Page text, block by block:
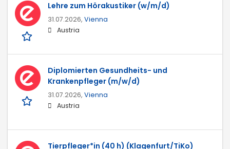
Lehre zum Hörakustiker (w/m/d)
31.07.2026, Vienna
Austria
Diplomierten Gesundheits- und
Krankenpfleger (m/w/d)
31.07.2026, Vienna
Austria
Tierpfleger*in (40 h) (Klagenfurt/TiKo)